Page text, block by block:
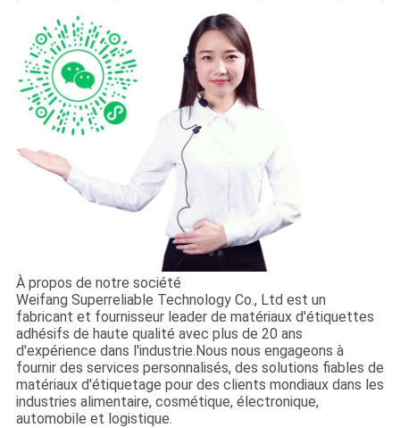
À propos de notre société
Weifang Superreliable Technology Co., Ltd est un
fabricant et fournisseur leader de matériaux d'étiquettes
adhésifs de haute qualité avec plus de 20 ans
d'expérience dans l'industrie.Nous nous engageons à
fournir des services personnalisés, des solutions fiables de
matériaux d'étiquetage pour des clients mondiaux dans les
industries alimentaire, cosmétique, électronique,
automobile et logistique.